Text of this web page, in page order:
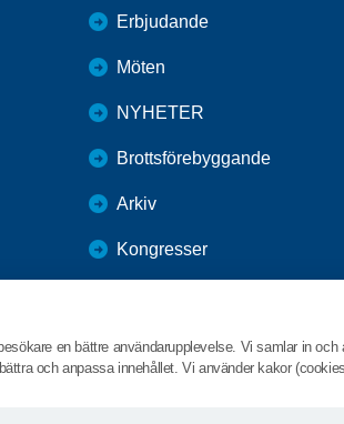
en bättre användarupplevelse. Vi samlar in
och anpassa innehållet. Vi använder kakor
Erbjudande
Möten
NYHETER
Brottsförebyggande
Arkiv
Kongresser